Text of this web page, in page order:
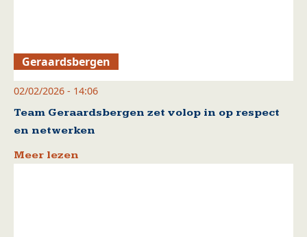
Geraardsbergen
02/02/2026 - 14:06
Team Geraardsbergen zet volop in op respect
en netwerken
Meer lezen